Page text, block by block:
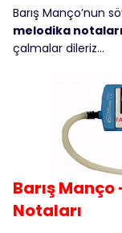
Barış Manço’nun
melodika notaları
çalmalar dileriz…
Barış
Notaları